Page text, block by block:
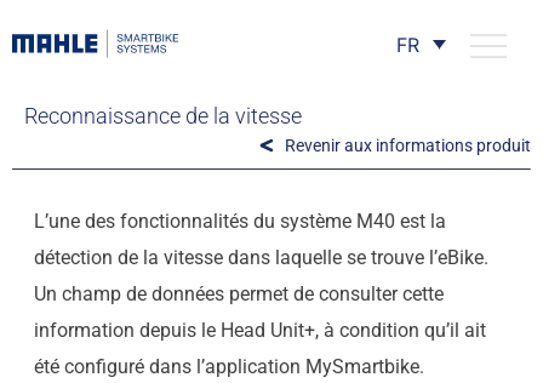
FR
Reconnaissance de la vitesse
Revenir aux informations produit
L’une des fonctionnalités du système M40 est la
détection de la vitesse dans laquelle se trouve l’eBike.
Un champ de données permet de consulter cette
information depuis le Head Unit+, à condition qu’il ait
été configuré dans l’application MySmartbike.